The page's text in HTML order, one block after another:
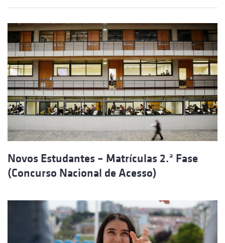
Novos Estudantes – Matrículas 2.ª Fase
(Concurso Nacional de Acesso)